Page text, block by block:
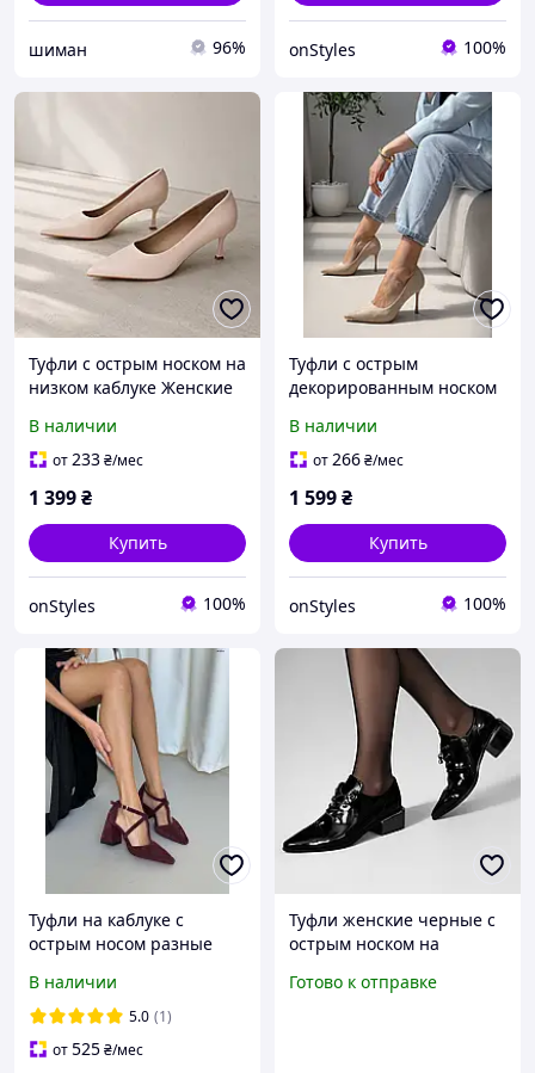
шиман 96% onStyles 100%
Туфли с острым носком на
низком каблуке Женские
см) Код: L7305 beige
В наличии
от233₴/мес
1 399₴
Купить
onStyles 100%
Туфли с острым
декорированным носком
36 (23 см) Код: p134 beige
В наличии
от266₴/мес
1 599₴
Купить
onStyles 100%
Туфли на каблуке с
острым носом разные
В наличии
5.0 (1)
от525₴/мес
Туфли женские черные с
острым носком на
Готово к отправке